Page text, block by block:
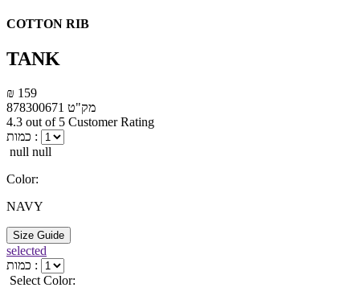
COTTON RIB
TANK
₪ 159
מק"ט 878300671
4.3 out of 5 Customer Rating
כמות :
null null
Color:
NAVY
Size Guide
selected
כמות :
Select Color: